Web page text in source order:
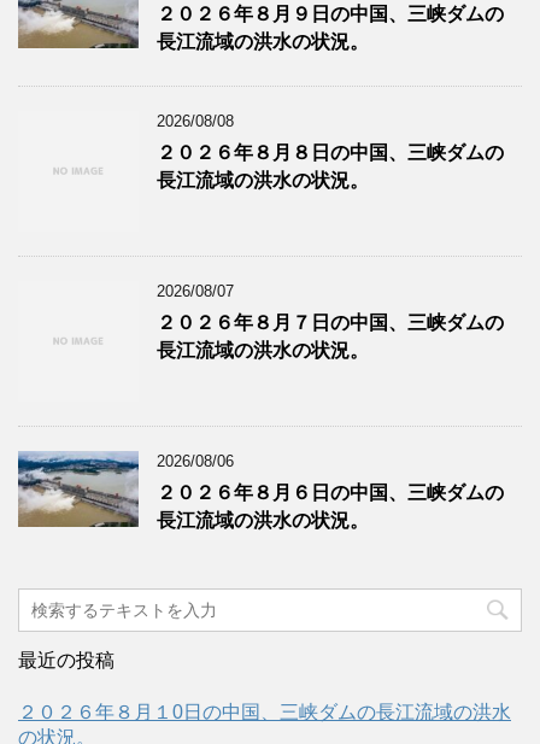
２０２６年８月９日の中国、三峡ダムの
長江流域の洪水の状況。
2026/08/08
２０２６年８月８日の中国、三峡ダムの
長江流域の洪水の状況。
2026/08/07
２０２６年８月７日の中国、三峡ダムの
長江流域の洪水の状況。
2026/08/06
２０２６年８月６日の中国、三峡ダムの
長江流域の洪水の状況。
最近の投稿
２０２６年８月１0日の中国、三峡ダムの長江流域の洪水
の状況。